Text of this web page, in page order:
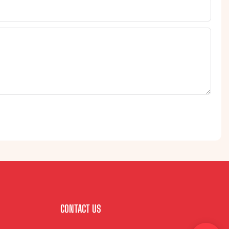
CONTACT US